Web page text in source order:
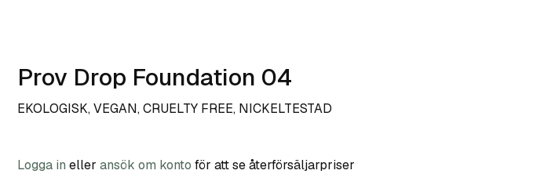
Prov Drop Foundation 04
EKOLOGISK, VEGAN, CRUELTY FREE, NICKELTESTAD
Logga in eller ansök om konto för att se återförsäljarpriser